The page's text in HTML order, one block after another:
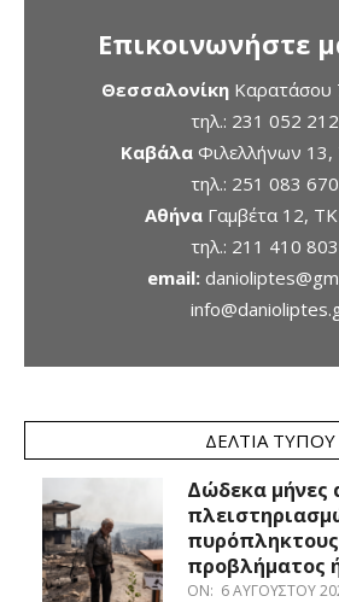
Επικοινωνήστε
ΘεσσαλονίκηΚαρατάσου
τηλ.: 231 052
ΚαβάλαΦιλελλήνων 13,
τηλ.: 251 083
ΑθήναΓαμβέτα 12,
τηλ.: 211 410
email:
ΔΕΛΤΊΑ ΤΎΠΟΥ
Δώδεκα μήνες
προβλήματος
ON: 6 ΑΥΓΟΎΣΤΟΥ